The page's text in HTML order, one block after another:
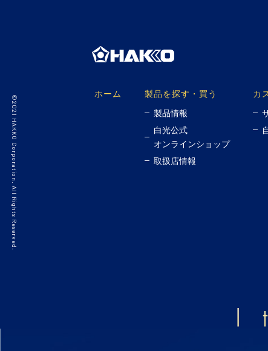
ホーム 製品を探す・買う
製品情報
白光公式
オンラインショップ
取扱店情報
カ
©2021 HAKKO Corporation. All Rights Reserved.